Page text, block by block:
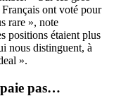
ont voté pour
rare », note
positions étaient plus
nous distinguent, à
».
pas…